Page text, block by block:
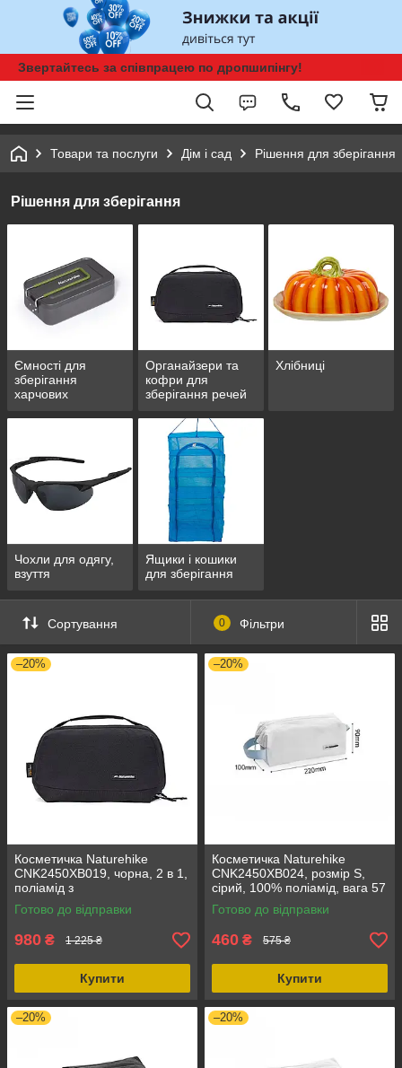
Звертайтесь за співпрацею по дропшипінгу!
Товари та послуги Дім і сад Рішення для зберігання
Рішення для зберігання
Ємності для
зберігання
харчових
Органайзери та
кофри для
зберігання речей
Хлібниці
Чохли для одягу,
взуття
Ящики і кошики
для зберігання
Сортування 0 Фільтри
–20%
Косметичка Naturehike
CNK2450XB019, чорна, 2 в 1,
поліамід з
водовідштовхувальним
покриттям, для подорожей,
Готово до відправки
980 ₴ 1 225 ₴
Купити
–20%
Косметичка Naturehike
CNK2450XB024, розмір S,
сірий, 100% поліамід, вага 57
г, для подорожей, з ручкою
для носіння
Готово до відправки
460 ₴ 575 ₴
Купити
–20% –20%